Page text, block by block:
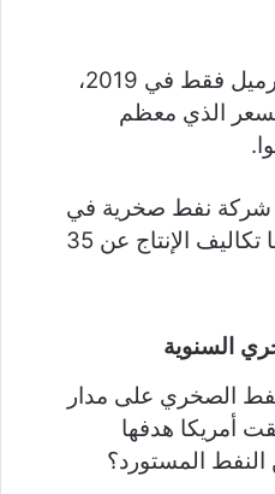
ووصلت إلى 43 دولار للبرميل فقط في 2019،
الذي معظم
نفط صخرية في
الولايات المتحدة تقل فيها تكاليف الإنتاج عن 35
السنوية
الصخري على مدار
أمريكا هدفها
المستورد؟